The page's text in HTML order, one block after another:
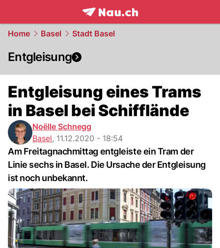
frontpage.NAU.ch
Home Basel Stadt Basel
Entgleisung
Entgleisung eines Trams
in Basel bei Schifflände
Noëlle Schnegg
Basel, 11.12.2020 - 18:54
Am Freitagnachmittag entgleiste ein Tram der
Linie sechs in Basel. Die Ursache der Entgleisung
ist noch unbekannt.